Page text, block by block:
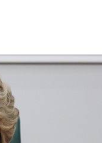
— заявила
МАТВИЕНКО